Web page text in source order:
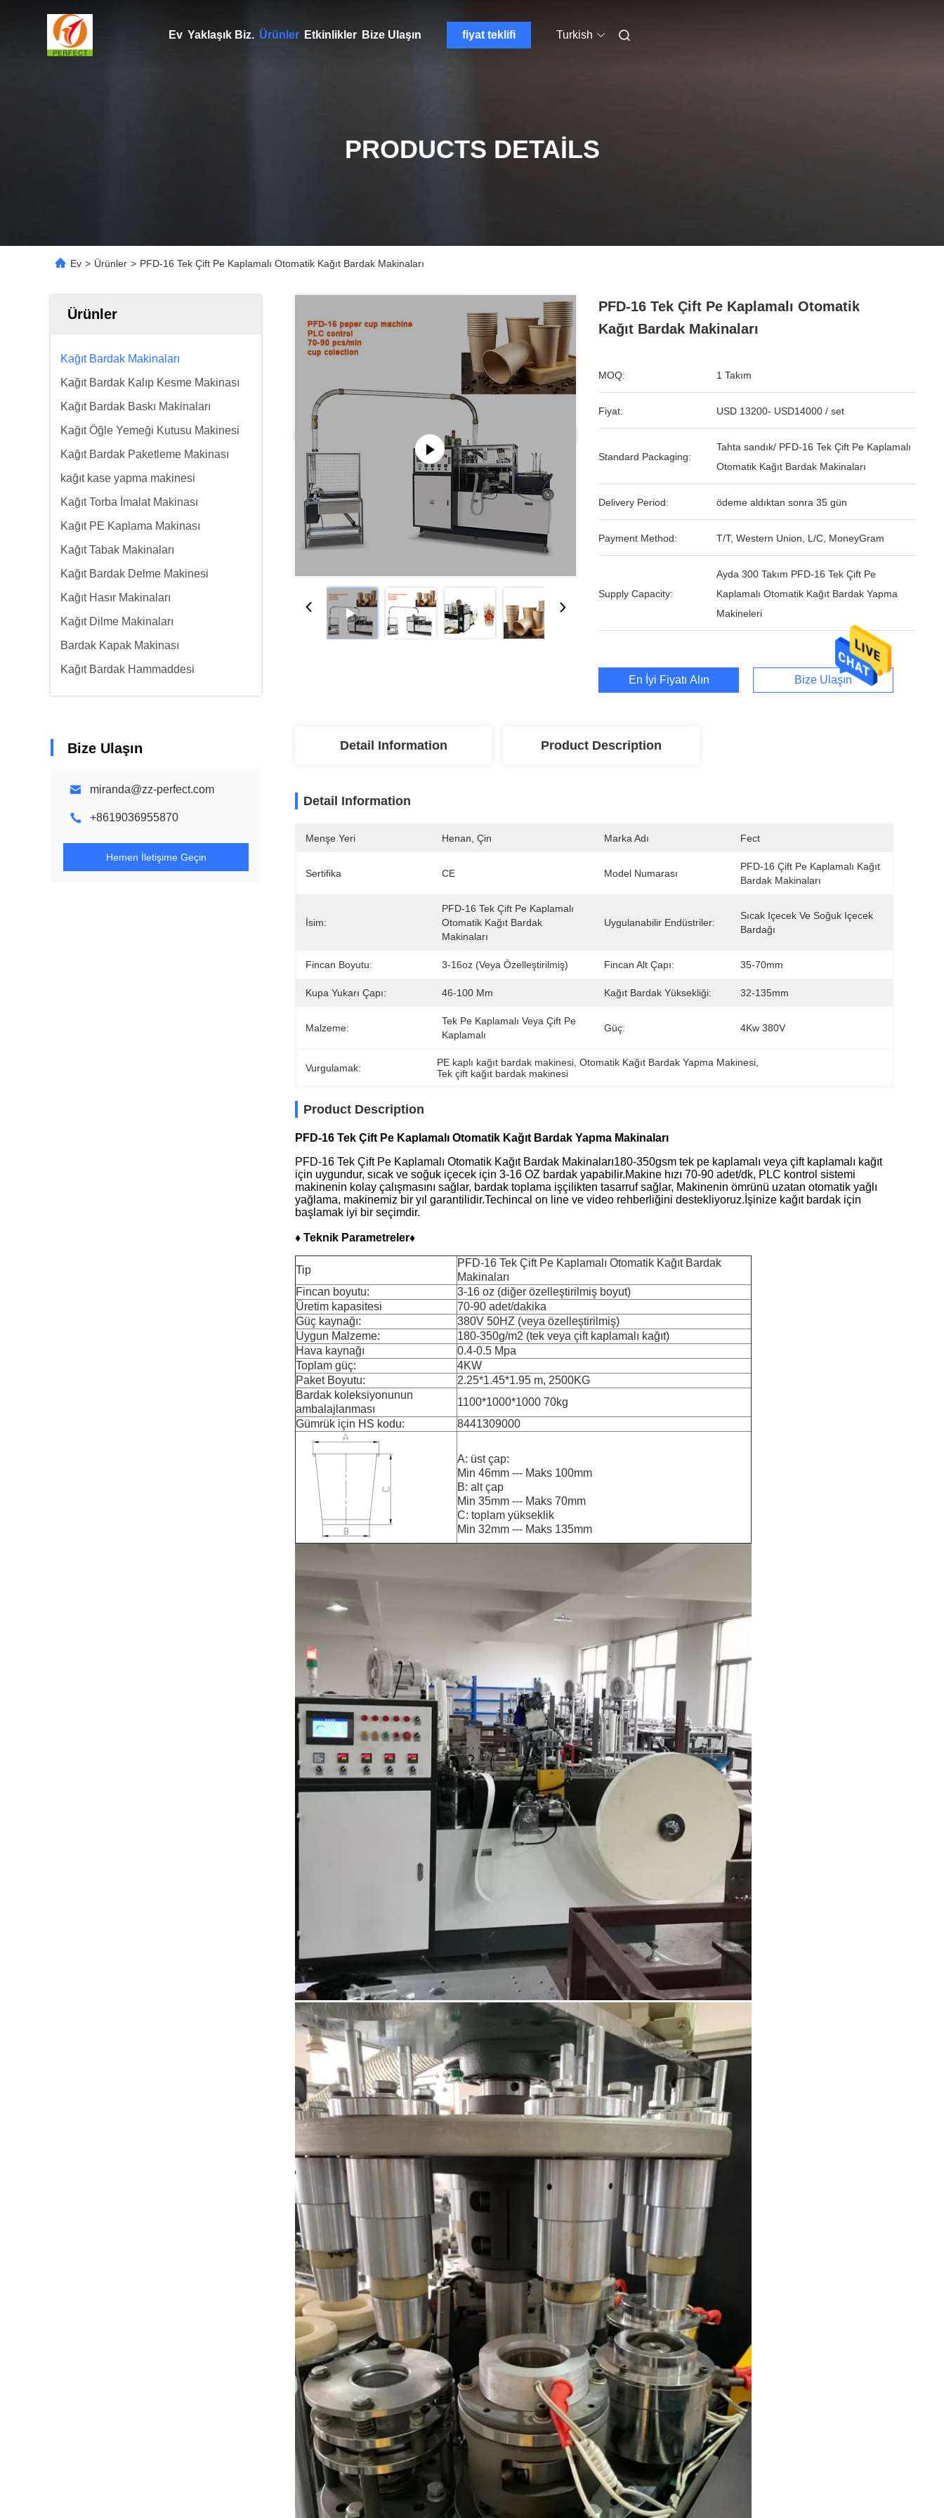
Ev Yaklaşık Biz. Ürünler Etkinlikler Bize Ulaşın fiyat teklifi Turkish
PRODUCTS DETAILS
Ev > Ürünler > PFD-16 Tek Çift Pe Kaplamalı Otomatik Kağıt Bardak Makinaları
Ürünler
Kağıt Bardak Makinaları
Kağıt Bardak Kalıp Kesme Makinası
Kağıt Bardak Baskı Makinaları
Kağıt Öğle Yemeği Kutusu Makinesi
Kağıt Bardak Paketleme Makinası
kağıt kase yapma makinesi
Kağıt Torba İmalat Makinası
Kağıt PE Kaplama Makinası
Kağıt Tabak Makinaları
Kağıt Bardak Delme Makinesi
Kağıt Hasır Makinaları
Kağıt Dilme Makinaları
Bardak Kapak Makinası
Kağıt Bardak Hammaddesi
Bize Ulaşın
miranda@zz-perfect.com
+8619036955870
Hemen İletişime Geçin
PFD-16 Tek Çift Pe Kaplamalı Otomatik
Kağıt Bardak Makinaları
MOQ: 1 Takım
Fiyat: USD 13200- USD14000 / set
Standard Packaging:
Tahta sandık/ PFD-16 Tek Çift Pe Kaplamalı
Otomatik Kağıt Bardak Makinaları
Delivery Period: ödeme aldıktan sonra 35 gün
Payment Method: T/T, Western Union, L/C, MoneyGram
Supply Capacity:
Ayda 300 Takım PFD-16 Tek Çift Pe
Kaplamalı Otomatik Kağıt Bardak Yapma
Makineleri
En İyi Fiyatı Alın Bize Ulaşın
Detail Information Product Description
Detail Information
Menşe Yeri Henan, Çin Marka Adı Fect
Sertifika CE Model Numarası
PFD-16 Çift Pe Kaplamalı Kağıt
Bardak Makinaları
İsim:
PFD-16 Tek Çift Pe Kaplamalı
Otomatik Kağıt Bardak
Makinaları
Uygulanabilir Endüstriler:
Sıcak Içecek Ve Soğuk Içecek
Bardağı
Fincan Boyutu: 3-16oz (veya Özelleştirilmiş) Fincan Alt Çapı: 35-70mm
Kupa Yukarı Çapı: 46-100 Mm Kağıt Bardak Yüksekliği: 32-135mm
Malzeme:
Tek Pe Kaplamalı Veya Çift Pe
Kaplamalı
Güç: 4Kw 380V
Vurgulamak: PE kaplı kağıt bardak makinesi , Otomatik Kağıt Bardak Yapma Makinesi
Tek çift kağıt bardak makinesi
Product Description
PFD-16 Tek Çift Pe Kaplamalı Otomatik Kağıt Bardak Yapma Makinaları ​
PFD-16 Tek Çift Pe Kaplamalı Otomatik Kağıt Bardak Makinaları180-350gsm tek pe kaplamalı veya çift kaplamalı kağıt
için uygundur, sıcak ve soğuk içecek için 3-16 OZ bardak yapabilir.Makine hızı 70-90 adet/dk, PLC kontrol sistemi
makinenin kolay çalışmasını sağlar, bardak toplama işçilikten tasarruf sağlar, Makinenin ömrünü uzatan otomatik yağlı
yağlama, makinemiz bir yıl garantilidir.Techincal on line ve video rehberliğini destekliyoruz.İşinize kağıt bardak için
başlamak iyi bir seçimdir.
♦ Teknik Parametreler♦
Tip
PFD-16 Tek Çift Pe Kaplamalı Otomatik Kağıt Bardak
Makinaları
Fincan boyutu:
3-16 oz (diğer özelleştirilmiş boyut)
Üretim kapasitesi
70-90 adet/dakika
Güç kaynağı:
380V 50HZ (veya özelleştirilmiş)
Uygun Malzeme:
180-350g/m2 (tek veya çift kaplamalı kağıt)
Hava kaynağı
0.4-0.5 Mpa
Toplam güç:
4KW
Paket Boyutu:
2.25*1.45*1.95 m, 2500KG
Bardak koleksiyonunun
ambalajlanması
1100*1000*1000 70kg
Gümrük için HS kodu:
8441309000
A: üst çap:
Min 46mm --- Maks 100mm
B: alt çap
Min 35mm --- Maks 70mm
C: toplam yükseklik
Min 32mm --- Maks 135mm